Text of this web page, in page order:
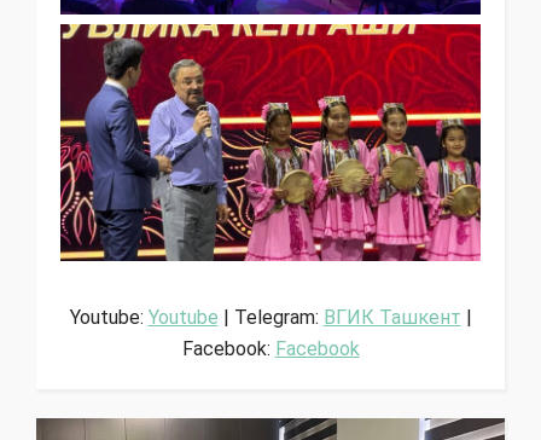
Youtube: Youtube | Telegram: ВГИК Ташкент |
Facebook: Facebook